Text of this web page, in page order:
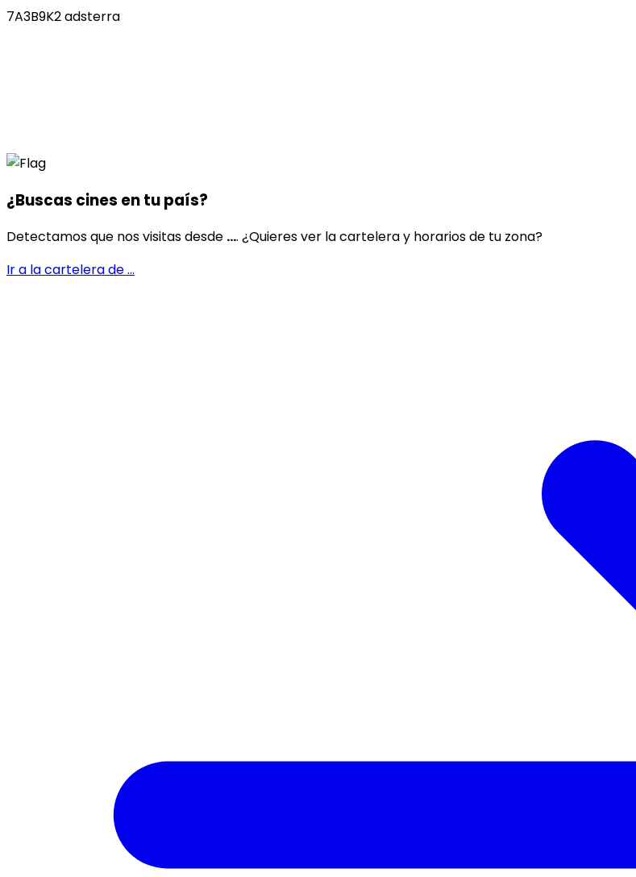
7A3B9K2 adsterra
¿Buscas cines entu país?
Detectamos que nos visitas desde .... ¿Quieres ver la cartelera y horarios de tu zona?
Ir a la cartelera de...